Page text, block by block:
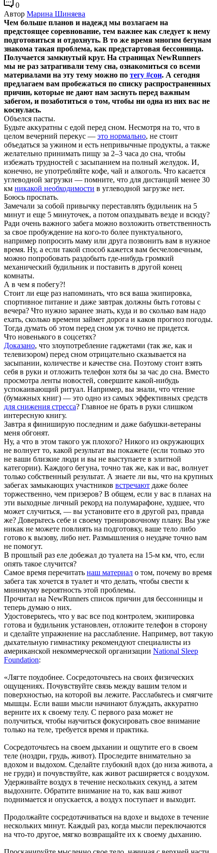
0
Автор Марина Шиняева
Чем больше планов и надежд мы возлагаем на
предстоящее соревнование, тем важнее как следует к нему
подготовиться и отдохнуть. В то же время многим бегунам
знакома такая проблема, как предстартовая бессонница.
Получается замкнутый круг. На страницах NewRunners
мы не раз затрагивали тему сна, ознакомиться со всеми
материалами на эту тему можно по тегу #сон. А сегодня
предлагаем вам пробежаться по списку распространенных
причин, которые не дают нам заснуть перед важным
забегом, и позаботиться о том, чтобы ни одна из них вас не
коснулась.
Объелся пасты.
Будьте аккуратны с едой перед сном. Несмотря на то, что в
целом вечерний перекус — это нормально, не стоит
объедаться за ужином и есть непривычные продукты, а также
желательно принимать пищу за 2–3 часа до сна, чтобы
избежать трудностей с засыпанием на полный желудок. И,
конечно, не употребляйте кофе, чай и алкоголь. Что касается
углеводной загрузки — помните, что для дистанций менее 30
км никакой необходимости в углеводной загрузке нет.
Боюсь проспать.
Замечали за собой привычку переставлять будильник на 5
минут и еще 5 минуточек, а потом опаздывать везде и всюду?
Ради очень важного забега можно возложить ответственность
за свое пробуждение на кого-то более пунктуального,
например попросить маму или друга позвонить вам в нужное
время. Ну, а если такой способ кажется вам бесчеловечным,
можно попробовать раздобыть где-нибудь громкий
механический будильник и поставить в другой конец
комнаты.
А в чем я побегу?!
Стоит ли еще раз напоминать, что вся ваша экипировка,
спортивное питание и даже завтрак должны быть готовы с
вечера? Что нужно заранее знать, куда и во сколько вам надо
ехать, сколько времени займет дорога и каков прогноз погоды.
Тогда думать об этом перед сном уж точно не придется.
Что новенького в соцсетях?
Доказано, что злоупотребление гаджетами (так же, как и
телевизором) перед сном отрицательно сказывается на
засыпании, количестве и качестве сна. Поэтому стоит взять
себя в руки и отложить телефон хотя бы за час до сна. Вместо
просмотра ленты новостей, совершите какой-нибудь
успокаивающий ритуал. Например, вы знали, что чтение
(бумажных книг) — это одно из самых эффективных средств
для снижения стресса? Главное не брать в руки слишком
интересную книгу.
Завтра я финиширую последним и даже бабушки-ветераны
меня обгонят.
Ну, а что в этом такого уж плохого? Никого из окружающих
не волнует то, какой результат вы покажете (если только это
не ваши близкие люди и вы не выступаете в элитной
категории). Каждого бегуна, точно так же, как и вас, волнует
только собственный результат. А знаете ли вы, что на крупных
забегах замыкающих участников встречают даже более
торжественно, чем призеров? В общем, если у вас в планах на
эти выходные личный рекорд на полумарафоне, худшее, что
может случиться, — вы установите его в другой раз, правда
же? Доверьтесь себе и своему тренировочному плану. Вы уже
никак не можете повлиять на подготовку, ваше тело либо
готово к вызову, либо нет. Размышления о неудаче точно вам
не помогут.
В прошлый раз еле добежал до туалета на 15-м км, что, если
опять такое случится?
Самое время перечитать наш материал о том, почему во время
забега так хочется в туалет и что делать, чтобы свести к
минимуму вероятность этой проблемы.
Прочитал на NewRunners список причин для бессонницы и
теперь думаю о них.
Удостоверьтесь, что у вас все под контролем, экипировка
готова и будильник установлен, отложите телефон в сторону
и сделайте упражнение на расслабление. Например, вот такую
дыхательную гимнастику рекомендуют специалисты из
американской некоммерческой организации National Sleep
Foundation:
«Лягте поудобнее. Сосредоточьтесь на своих физических
ощущениях. Почувствуйте связь между вашим телом и
поверхностью, на которой вы лежите. Расслабьтесь и смягчите
мышцы. Если ваши мысли начинают блуждать, аккуратно
верните их к своему телу. С первого раза может не
получиться, чтобы научиться фокусировать свое внимание
только на теле, требуется время и практика.
Сосредоточьтесь на своем дыхании и ощутите его в своем
теле (ноздри, грудь, живот). Проследите внимательно за
вдохом и выдохом. Сделайте глубокий вдох (до низа живота, а
не груди) и почувствуйте, как живот расширяется с воздухом.
Удерживайте воздух в течение нескольких секунд, а затем
выдохните. Обратите внимание на то, как ваш живот
поднимается и опускается, а воздух поступает и выходит.
Продолжайте сосредотачиваться на вдохе и выдохе в течение
нескольких минут. Каждый раз, когда мысли переключаются
на что-то другое, мягко возвращайте их к своему дыханию.